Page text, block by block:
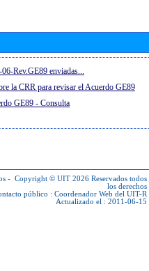
Rev.GE89 enviadas...
la CRR para revisar el Acuerdo GE89
GE89 - Consulta
- Copyright © UIT 2026 Reservados todos
los derechos
público : Coordenador Web del UIT-R
Actualizado el : 2011-06-15